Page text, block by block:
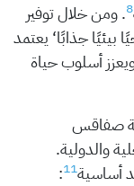
8. ومن خلال توفير
بيئيًا جذابًا‘ يعتمد
ويعزز أسلوب حياة
صفاقس
والدولية.
أساسية11
: